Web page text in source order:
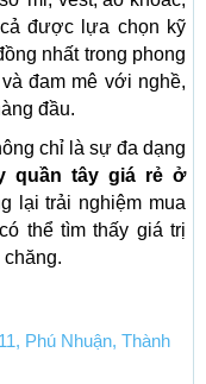
được lựa chọn kỹ
nhất trong phong
đam mê với nghề,
đầu.
chỉ là sự đa dạng
quần tây giá rẻ ở
lại trải nghiệm mua
thể tìm thấy giá trị
Phú Nhuận, Thành